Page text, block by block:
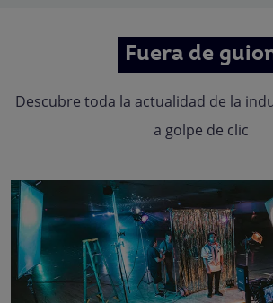
Fuera de
Descubre toda la actualidad de la
a golpe de clic